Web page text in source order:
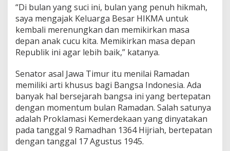
s
“Di bulan yang suci ini, bulan yang penuh hikmah,
saya mengajak Keluarga Besar HIKMA untuk
kembali merenungkan dan memikirkan masa
depan anak cucu kita. Memikirkan masa depan
Republik ini agar lebih baik,” katanya.
Senator asal Jawa Timur itu menilai Ramadan
memiliki arti khusus bagi Bangsa Indonesia. Ada
banyak hal bersejarah bangsa ini yang bertepatan
dengan momentum bulan Ramadan. Salah satunya
adalah Proklamasi Kemerdekaan yang dinyatakan
pada tanggal 9 Ramadhan 1364 Hijriah, bertepatan
dengan tanggal 17 Agustus 1945.